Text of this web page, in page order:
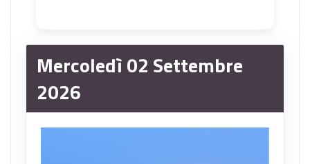
Mercoledì 02 Settembre
2026